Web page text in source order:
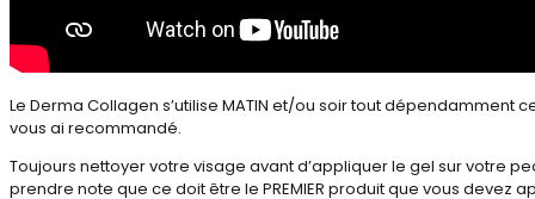
Le Derma Collagen s’utilise MATIN et/ou soir tout dépendamment
vous ai recommandé.
Toujours nettoyer votre visage avant d’appliquer le gel sur votre
prendre note que ce doit être le PREMIER produit que vous devez